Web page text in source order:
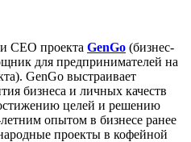
CEO проекта GenGo (бизнес-
для предпринимателей на
GenGo выстраивает
бизнеса и личных качеств
целей и решению
опытом в бизнесе ранее
проекты в кофейной